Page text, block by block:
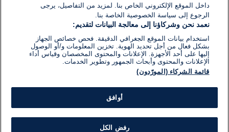
داخل الموقع الإلكتروني الخاص بنا. لمزيد من التفاصيل، يرجى
الرجوع إلى سياسة الخصوصية الخاصة بنا.
نعمد نحن وشركاؤنا إلى معالجة البيانات لتقديم:
استخدام بيانات الموقع الجغرافي الدقيقة. فحص خصائص الجهاز
بشكل فعال من أجل تحديد الهوية. تخزين المعلومات و/أو الوصول
إليها على أحد الأجهزة. الإعلانات والمحتوى المخصصان وقياس أداء
الإعلانات والمحتوى وأبحاث الجمهور وتطوير الخدمات.
قائمة الشركاء (المورّدون)
أوافق
رفض الكل